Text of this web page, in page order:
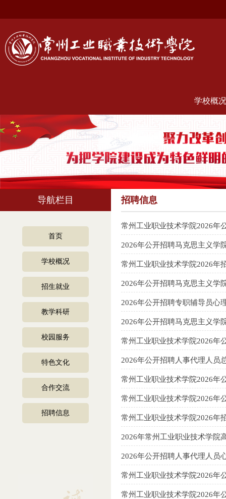
学校概况
导航栏目
首页
学校概况
招生就业
教学科研
校园服务
特色文化
合作交流
招聘信息
招聘信息
常州工业职业技术学院2026年
2026年公开招聘马克思主义学
常州工业职业技术学院2026年
2026年公开招聘马克思主义学
2026年公开招聘专职辅导员心
2026年公开招聘马克思主义学
常州工业职业技术学院2026年
2026年公开招聘人事代理人员
常州工业职业技术学院2026年
常州工业职业技术学院2026年
常州工业职业技术学院2026年
2026年常州工业职业技术学院
2026年公开招聘人事代理人员
常州工业职业技术学院2026年
常州工业职业技术学院2026年